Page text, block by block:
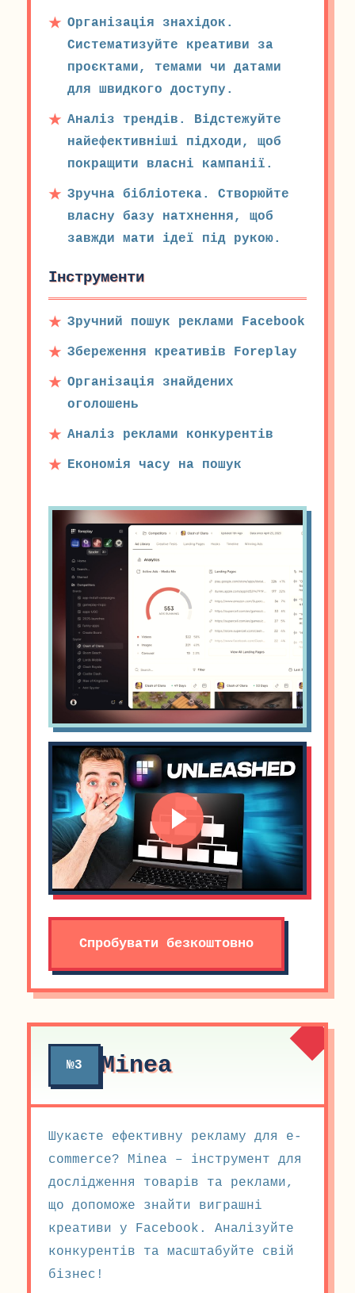
Організація знахідок.
Систематизуйте креативи за
проєктами, темами чи датами
для швидкого доступу.
Аналіз трендів. Відстежуйте
найефективніші підходи, щоб
покращити власні кампанії.
Зручна бібліотека. Створюйте
власну базу натхнення, щоб
завжди мати ідеї під рукою.
Інструменти
Зручний пошук реклами Facebook
Збереження креативів Foreplay
Організація знайдених
оголошень
Аналіз реклами конкурентів
Економія часу на пошук
Спробувати безкоштовно
№3 Minea
Шукаєте ефективну рекламу для e-
commerce? Minea – інструмент для
дослідження товарів та реклами,
що допоможе знайти виграшні
креативи у Facebook. Аналізуйте
конкурентів та масштабуйте свій
бізнес!